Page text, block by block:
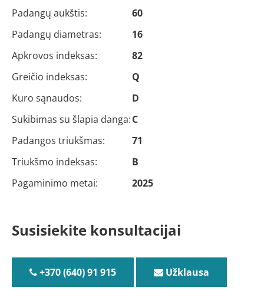
Padangų aukštis:
60
Padangų diametras:
16
Apkrovos indeksas:
82
Greičio indeksas:
Q
Kuro sąnaudos:
D
Sukibimas su šlapia danga:C
Padangos triukšmas:
71
Triukšmo indeksas:
B
Pagaminimo metai:
2025
Susisiekite konsultacijai
+370 (640) 91 915 Užklausa